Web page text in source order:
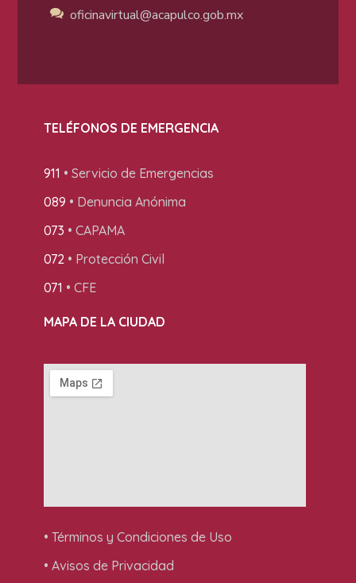
oficinavirtual@acapulco.gob.mx
TELÉFONOS DE EMERGENCIA
911 • Servicio de Emergencias
089 • Denuncia Anónima
073 • CAPAMA
072• Protección Civil
071 • CFE
MAPA DE LA CIUDAD
• Términos y Condiciones de Uso
• Avisos de Privacidad